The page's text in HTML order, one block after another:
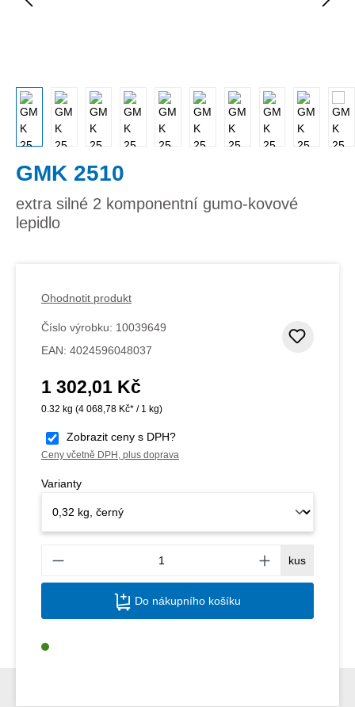
GMK 2510
extra silné 2 komponentní gumo-kovové
lepidlo
Ohodnotit produkt
Číslo výrobku: 10039649
EAN: 4024596048037
Běžná cena:
1 302,01 Kč
0.32 kg (4 068,78 Kč* / 1 kg)
Zobrazit ceny s DPH?
Ceny včetně DPH, plus doprava
Varianty
kus
Do nákupního košíku